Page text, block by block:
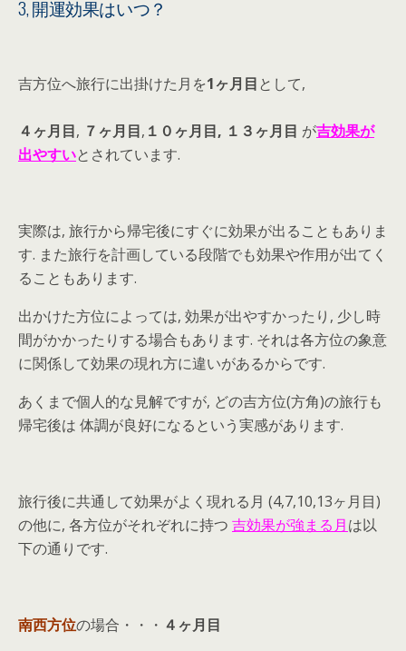
3, 開運効果はいつ？
吉方位へ旅行に出掛けた月を1ヶ月目として,
４ヶ月目, ７ヶ月目, １０ヶ月目, １３ヶ月目 が吉効果が
出やすいとされています.
実際は, 旅行から帰宅後にすぐに効果が出ることもありま
す. また旅行を計画している段階でも効果や作用が出てく
ることもあります.
出かけた方位によっては, 効果が出やすかったり, 少し時
間がかかったりする場合もあります. それは各方位の象意
に関係して効果の現れ方に違いがあるからです.
あくまで個人的な見解ですが, どの吉方位(方角)の旅行も
帰宅後は 体調が良好になるという実感があります.
旅行後に共通して効果がよく現れる月 (4,7,10,13ヶ月目)
の他に, 各方位がそれぞれに持つ 吉効果が強まる月は以
下の通りです.
南西方位の場合・・・ ４ヶ月目